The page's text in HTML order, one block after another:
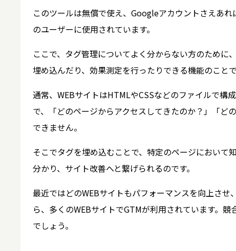
このツールは無償で使え、Googleアカウントさえあ
のユーザーに使用されています。
ここで、タグ管理についてよく分からない方のために
埋め込んだり、効果測定を行ったりできる機能のことで
通常、WEBサイトはHTMLやCSSなどのファイルで構
で、「どのページからアクセスしてきたのか？」「ど
できません。
そこでタグを埋め込むことで、特定のページにおいて
分かり、サイト改善へと繋げられるのです。
最近ではどのWEBサイトもパフォーマンスを向上さ
ら、多くのWEBサイトでGTMが利用されています。
でしょう。